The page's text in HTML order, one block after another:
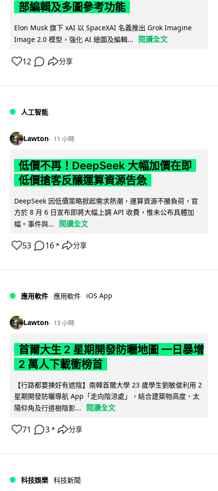
部編輯及多圖參考功能
Elon Musk 旗下 xAI 以 SpaceXAI 名義推出 Grok Imagine
Image 2.0 模型，強化 AI 繪圖及編輯...
閱讀全文
12 分享
人工智能
Lawton 11 小時
低價不再！DeepSeek 大幅加價在即
低價搶客反釀運算資源告急
DeepSeek 因低價策略掀起需求熱潮，運算資源不勝負荷，官
方於 8 月 6 日宣布即將大幅上調 API 收費，惟未公布具體加
幅。事件與...
閱讀全文
53 16 ↗ 分享
應用軟件 應用軟件 iOS App
Lawton 13 小時
首爾大生 2 星期開發防曬地圖 一日暴增
2 萬人下載衝榜首
【行路都要揀好有遮陰】南韓首爾大學 23 歲學生劉敏俊利用 2
星期開發防曬導航 App「走向陰涼處」，結合建築物高度、太
陽仰角及行道樹陰影...
閱讀全文
71 3 ↗ 分享
科技娛樂 科技新聞